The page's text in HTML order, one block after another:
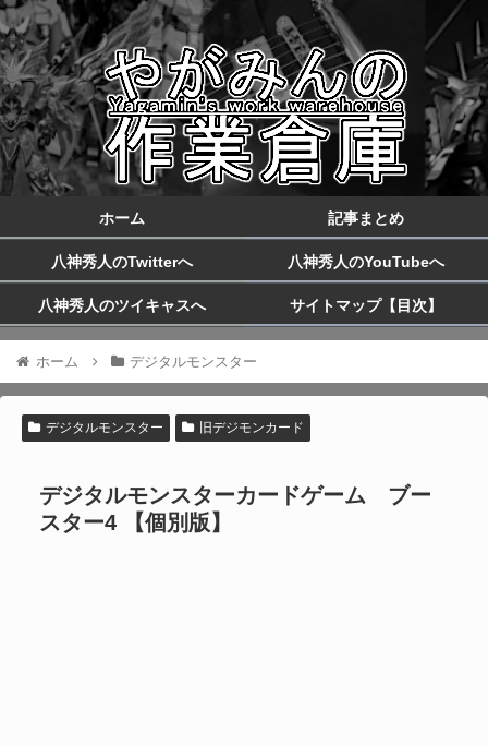
ホーム 記事まとめ
八神秀人のTwitterへ 八神秀人のYouTubeへ
八神秀人のツイキャスへ サイトマップ【目次】
ホーム デジタルモンスター
デジタルモンスター 旧デジモンカード
デジタルモンスターカードゲーム ブー
スター4 【個別版】